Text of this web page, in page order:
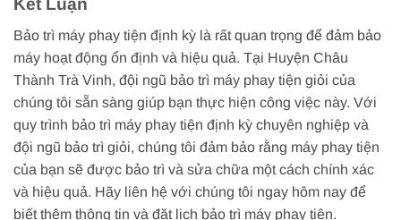
Kết Luận
Bảo trì máy phay tiện định kỳ là rất quan trọng để đảm bảo
máy hoạt động ổn định và hiệu quả. Tại Huyện Châu
Thành Trà Vinh, đội ngũ bảo trì máy phay tiện giỏi của
chúng tôi sẵn sàng giúp bạn thực hiện công việc này. Với
quy trình bảo trì máy phay tiện định kỳ chuyên nghiệp và
đội ngũ bảo trì giỏi, chúng tôi đảm bảo rằng máy phay tiện
của bạn sẽ được bảo trì và sửa chữa một cách chính xác
và hiệu quả. Hãy liên hệ với chúng tôi ngay hôm nay để
biết thêm thông tin và đặt lịch bảo trì máy phay tiện.